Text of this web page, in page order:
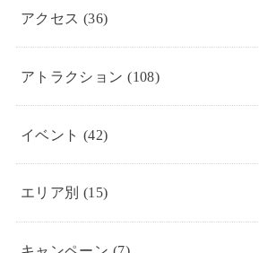
アクセス (36)
アトラクション(108)
イベント (42)
エリア別 (15)